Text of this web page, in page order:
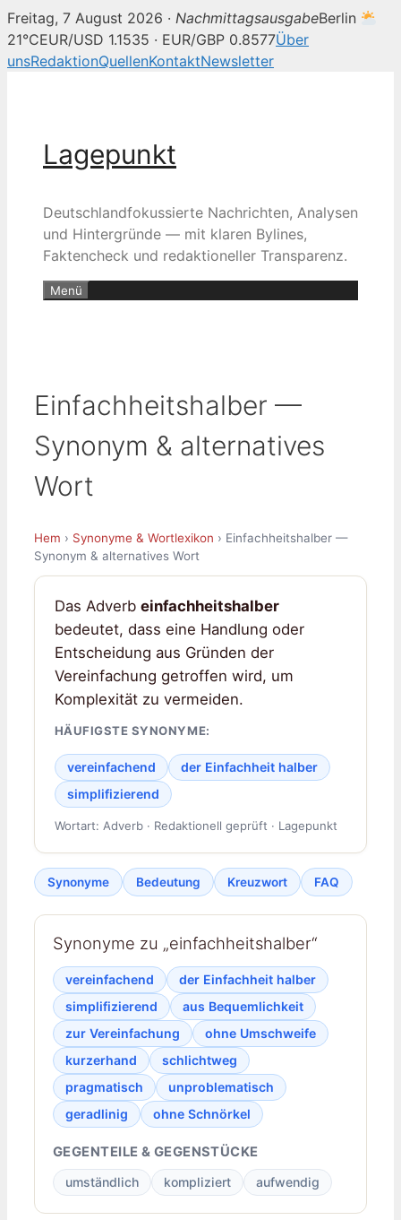
Freitag, 7 August 2026 · NachmittagsausgabeBerlin
21°CEUR/USD 1.1535 · EUR/GBP 0.8577Über
unsRedaktionQuellenKontaktNewsletter
Lagepunkt
Deutschlandfokussierte Nachrichten, Analysen
und Hintergründe — mit klaren Bylines,
Faktencheck und redaktioneller Transparenz.
Menü
Einfachheitshalber —
Synonym & alternatives
Wort
Hem › Synonyme & Wortlexikon › Einfachheitshalber —
Synonym & alternatives Wort
Das Adverb einfachheitshalber
bedeutet, dass eine Handlung oder
Entscheidung aus Gründen der
Vereinfachung getroffen wird, um
Komplexität zu vermeiden.
HÄUFIGSTE SYNONYME:
vereinfachend
der Einfachheit halber
simplifizierend
Wortart: Adverb · Redaktionell geprüft · Lagepunkt
Synonyme Bedeutung Kreuzwort FAQ
Synonyme zu „einfachheitshalber“
vereinfachend
der Einfachheit halber
simplifizierend
aus Bequemlichkeit
zur Vereinfachung
ohne Umschweife
kurzerhand
schlichtweg
pragmatisch
unproblematisch
geradlinig
ohne Schnörkel
GEGENTEILE & GEGENSTÜCKE
umständlich kompliziert aufwendig